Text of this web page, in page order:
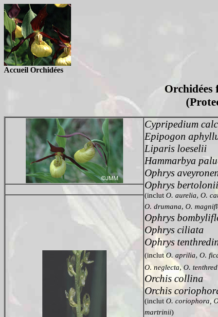
Accueil Orchidées
Orchidées
Cypripedium
Epipogon
Liparis loeselii
Hammarbya
Ophrys
Ophrys
(inclut O. aurelia, O.
O. drumana, O.
Ophrys
Ophrys ciliata
Ophrys
(inclutO. aprilia, O.
O. neglecta,O.
Orchis collina
Orchis
(inclut O. coriophora,
martrinii)